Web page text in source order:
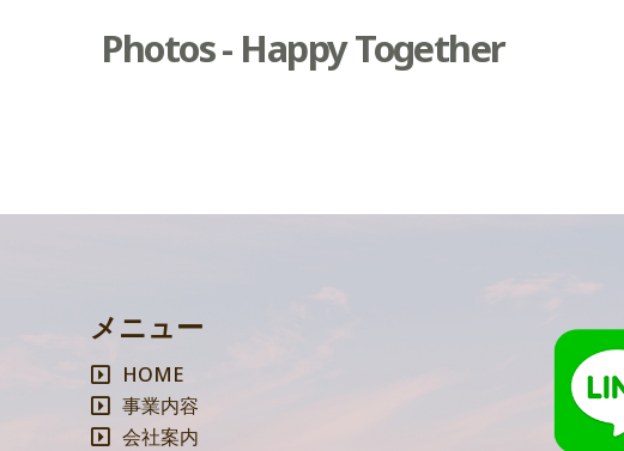
Photos - Happy Together
メニュー
HOME
事業内容
会社案内